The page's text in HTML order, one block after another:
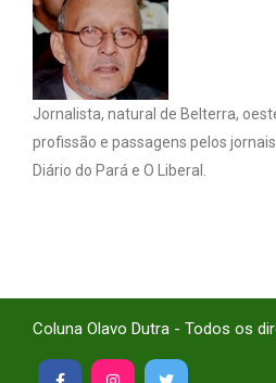
Jornalista, natural de Belterra,
profissão e passagens pelos
Diário do Pará e O Liberal.
Coluna Olavo Dutra - Todos os